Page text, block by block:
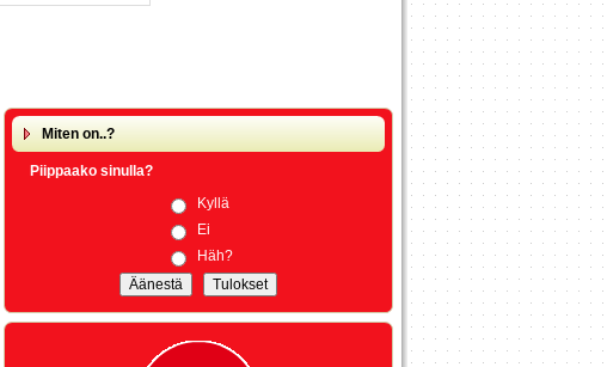
Miten on..?
Piippaako sinulla?
Kyllä
Ei
Häh?